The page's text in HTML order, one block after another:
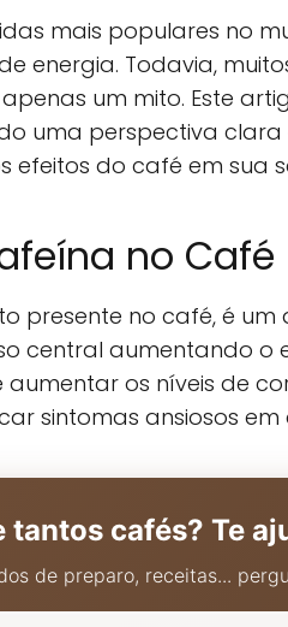
mais populares no
energia. Todavia,
um mito. Este
uma perspectiva
efeitos do café em sua
no Café
presente no café, é
central aumentando
os níveis de
sintomas ansiosos em
tantos cafés? Te
de preparo, receitas...